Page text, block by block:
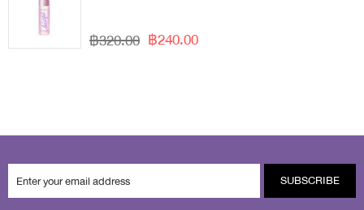
฿240.00
฿320.00
SUBSCRIBE